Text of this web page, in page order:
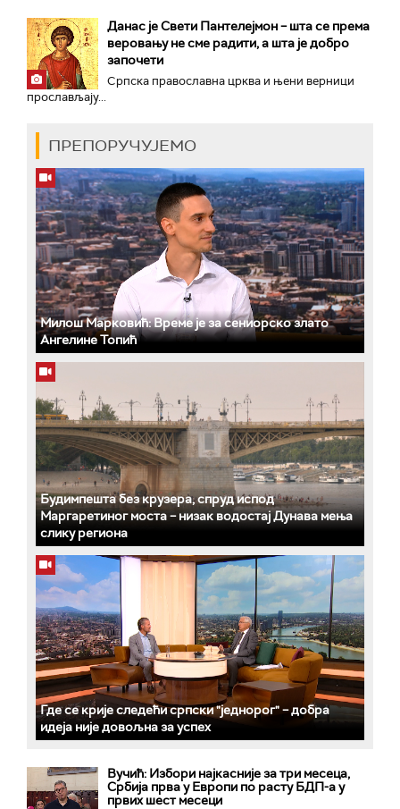
Данас је Свети Пантелејмон – шта се према
веровању не сме радити, а шта је добро
започети
Српска православна црква и њени верници
прослављају...
ПРЕПОРУЧУЈЕМО
Милош Марковић: Време је за сениорско злато
Ангелине Топић
Будимпешта без крузера, спруд испод
Маргаретиног моста – низак водостај Дунава мења
слику региона
Где се крије следећи српски "једнорог" – добра
идеја није довољна за успех
Вучић: Избори најкасније за три месеца,
Србија прва у Европи по расту БДП-а у
првих шест месеци